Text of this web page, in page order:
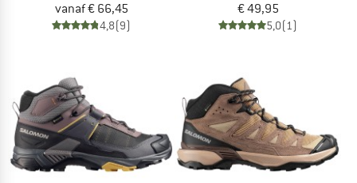
vanaf € 66,45
4,8(9)
€ 49,95
5,0(1)